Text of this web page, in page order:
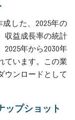
した、2025年の
収益成長率の統計
年から2030年
ています。この業
ウンロードとして
ップショット